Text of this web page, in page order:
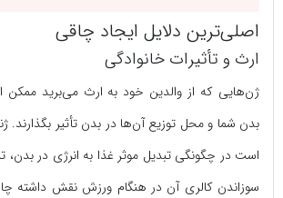
اصلی‌ترین دلایل ایجاد چاقی
ارث و تأثیرات خانوادگی
ژن‌هایی که از والدین خود به ارث می‌برید ممکن
بدن شما و محل توزیع آن‌ها در بدن تأثیر
است در چگونگی تبدیل موثر غذا به انرژی در بدن،
سوزاندن کالری آن در هنگام ورزش نقش داشته